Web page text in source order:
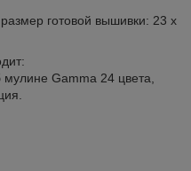
готовой вышивки: 23 х
Gamma 24 цвета,